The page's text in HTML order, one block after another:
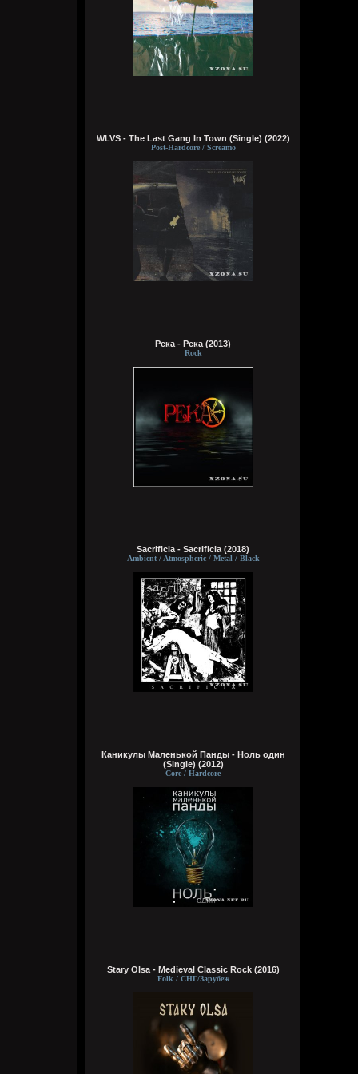
отключается, разум не умирает. Почему
до сих пор не создали такую хуйню?
Приходится недолго жить и умирать
Bestial
20:36:12
сразу понял чьих рук дело. аббалбиск и
typical crabs
18:00:43
а видосы то остались
Bestial
17:59:12
17:57:59
пересматриваю баттлы. ведь
Кукуня
16:16:37
16:15:56
А вы знали что Кадышевой 67 лет?
Странно, в моем детстве я думал ей
столько же. Получается она и не стареет
даже, ей все время 60
Кукуня
16:15:29
А я вовсе не колдунья,
Я любила и люблю.
Это мне судьба послала
Грешную любовь мою.
Не судите строго, люди,
Пожалей меня, родня,
Видно, в жизни суждено мне
Выпить грешного вина
Wirtuozik
WLVS - The Last Gang In Town (Single) (2022)
Post-Hardcore / Screamo
Река - Река (2013)
Rock
Sacrificia - Sacrificia (2018)
Ambient / Atmospheric / Metal / Black
Каникулы Маленькой Панды - Ноль один
(Single) (2012)
Core / Hardcore
Stary Olsa - Medieval Classic Rock (2016)
Folk / СНГ/Зарубеж